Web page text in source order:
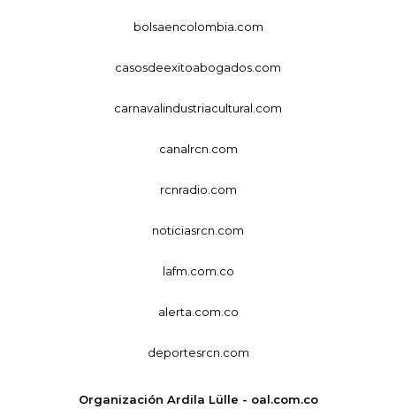
bolsaencolombia.com
casosdeexitoabogados.com
carnavalindustriacultural.com
canalrcn.com
rcnradio.com
noticiasrcn.com
lafm.com.co
alerta.com.co
deportesrcn.com
Organización Ardila Lülle - oal.com.co